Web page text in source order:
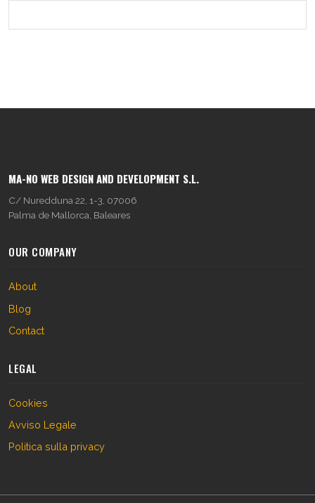
MA-NO WEB DESIGN AND DEVELOPMENT S.L.
C/ Nuredduna 22, 1-3, 07006
Palma de Mallorca, Baleares
OUR COMPANY
About
Blog
Contact
LEGAL
Cookies
Avviso Legale
Politica sulla privacy